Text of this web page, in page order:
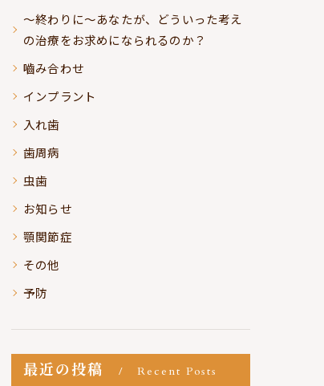
～終わりに～あなたが、どういった考え
の治療をお求めになられるのか？
嚙み合わせ
インプラント
入れ歯
歯周病
虫歯
お知らせ
顎関節症
その他
予防
最近の投稿 Recent Posts